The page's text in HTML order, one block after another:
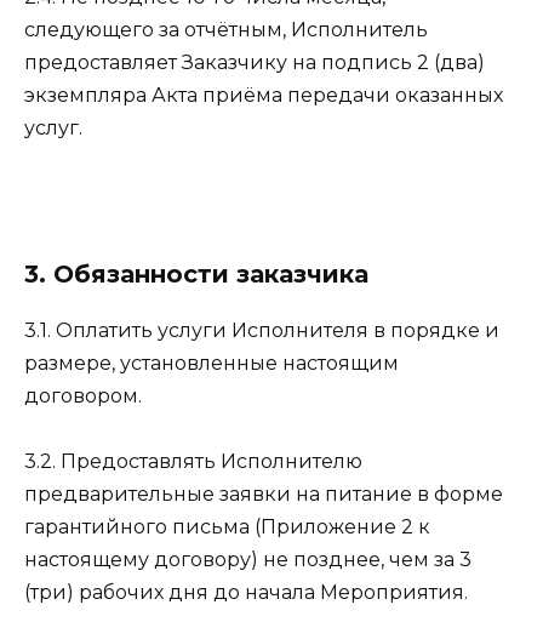
следующего за отчётным, Исполнитель
предоставляет Заказчику на подпись 2 (два)
экземпляра Акта приёма передачи оказанных
услуг.
3. Обязанности заказчика
3.1. Оплатить услуги Исполнителя в порядке и
размере, установленные настоящим
договором.
3.2. Предоставлять Исполнителю
предварительные заявки на питание в форме
гарантийного письма (Приложение 2 к
настоящему договору) не позднее, чем за 3
(три) рабочих дня до начала Мероприятия.